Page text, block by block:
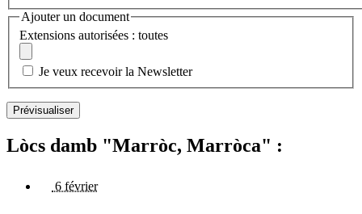
Ajouter un document
Extensions autorisées : toutes
Je veux recevoir la Newsletter
Lòcs damb "Marròc, Marròca" :
6 février